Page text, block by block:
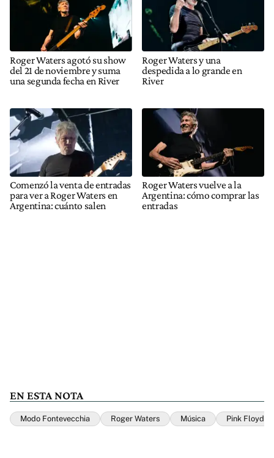
Roger Waters agotó su show
del 21 de noviembre y suma
una segunda fecha en River
Roger Waters y una
despedida a lo grande en
River
Comenzó la venta de entradas
para ver a Roger Waters en
Argentina: cuánto salen
Roger Waters vuelve a la
Argentina: cómo comprar las
entradas
EN ESTA NOTA
Modo Fontevecchia Roger Waters Música Pink Floyd